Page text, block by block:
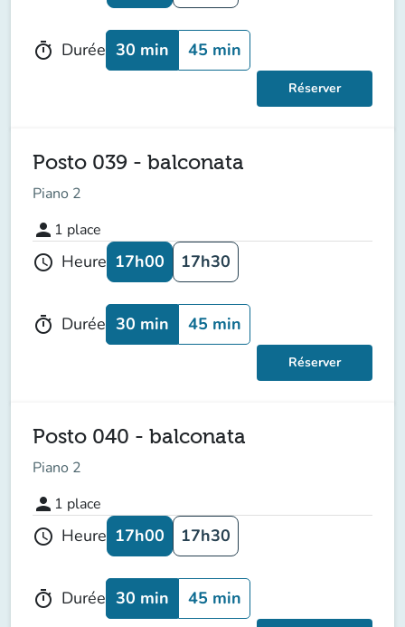
timer Durée 30 min 45 min
Réserver
Posto 039 - balconata
Piano 2
person 1 place
schedule Heure 17h00 17h30
timer Durée 30 min 45 min
Réserver
Posto 040 - balconata
Piano 2
person 1 place
schedule Heure 17h00 17h30
timer Durée 30 min 45 min